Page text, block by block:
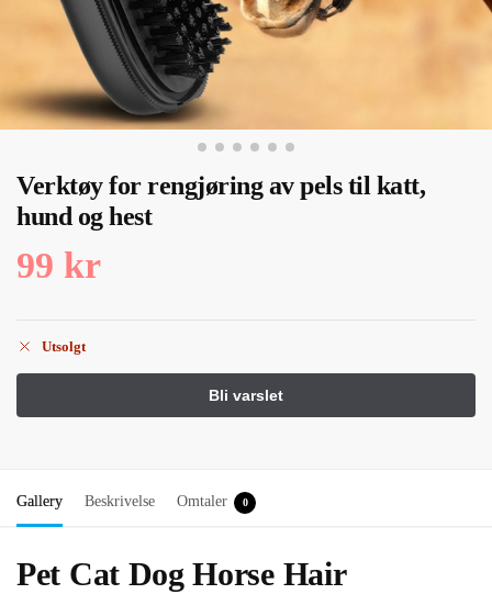
Verktøy for rengjøring av pels til katt,
hund og hest
99 kr
Utsolgt
Gallery Beskrivelse Omtaler 0
Pet Cat Dog Horse Hair